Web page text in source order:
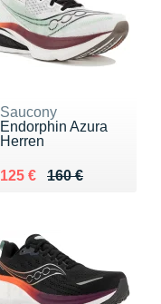
Saucony
Endorphin Azura
Herren
160 €
Au lieu de 160 €
125 €
Vendu 125 €